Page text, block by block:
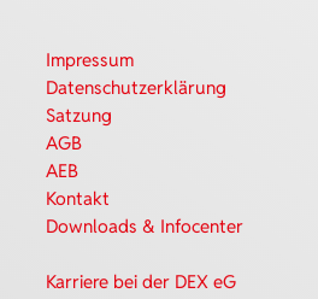
Impressum
Datenschutzerklärung
Satzung
AGB
AEB
Kontakt
Downloads & Infocenter
Karriere bei der DEX eG